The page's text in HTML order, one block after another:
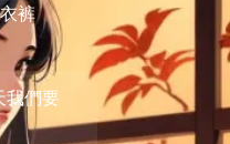
裤
我們要